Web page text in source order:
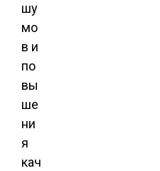
шу
мо
в и
по
вы
ше
ни
я
кач